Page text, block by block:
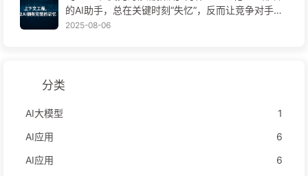
的AI助手，总在关键时刻“失忆”，反而让竞争对手实
现90%性能提升？——慢慢学AI169
2025-08-06
分类
AI大模型
1
AI应用
6
AI应用
6